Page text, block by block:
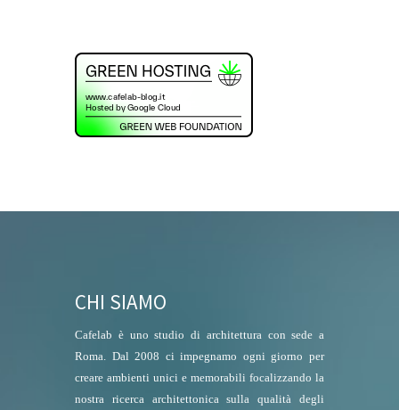
CHI SIAMO
Cafelab è uno studio di architettura con sede a
Roma. Dal 2008 ci impegnamo ogni giorno per
creare ambienti unici e memorabili focalizzando la
nostra ricerca architettonica sulla qualità degli